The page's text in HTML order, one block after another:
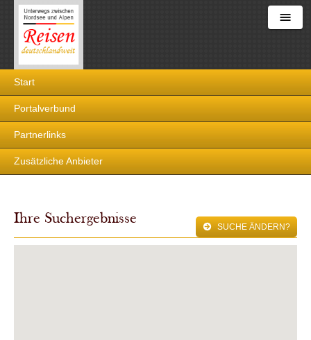
deutschlandweit
Start
Portalverbund
Partnerlinks
Zusätzliche Anbieter
Ihre Suchergebnisse SUCHE ÄNDERN?